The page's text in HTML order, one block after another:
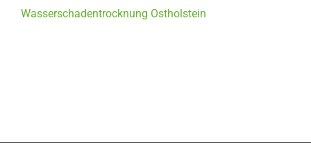
Wasserschadentrocknung Ostholstein